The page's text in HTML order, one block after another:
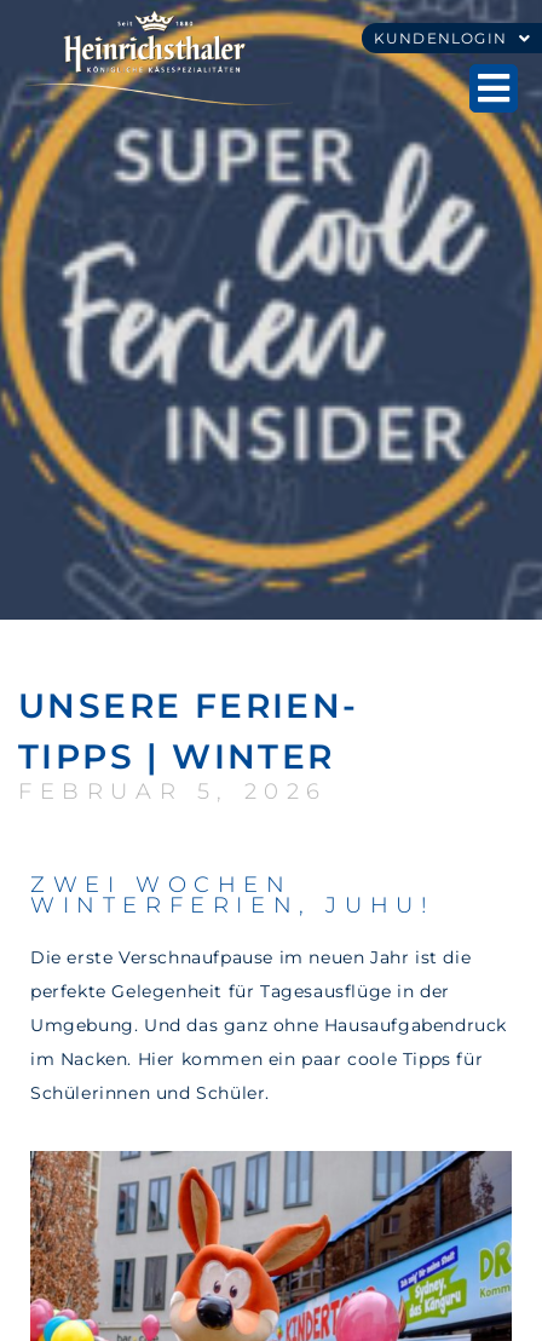
KUNDENLOGIN
UNSERE FERIEN-
TIPPS | WINTER
FEBRUAR 5, 2026
ZWEI WOCHEN
WINTERFERIEN, JUHU!
Die erste Verschnaufpause im neuen Jahr ist die
perfekte Gelegenheit für Tagesausflüge in der
Umgebung. Und das ganz ohne Hausaufgabendruck
im Nacken. Hier kommen ein paar coole Tipps für
Schülerinnen und Schüler.